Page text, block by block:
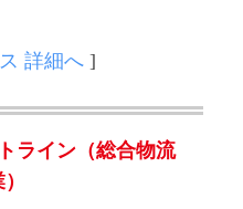
詳細へ ]
ライン（総合物流